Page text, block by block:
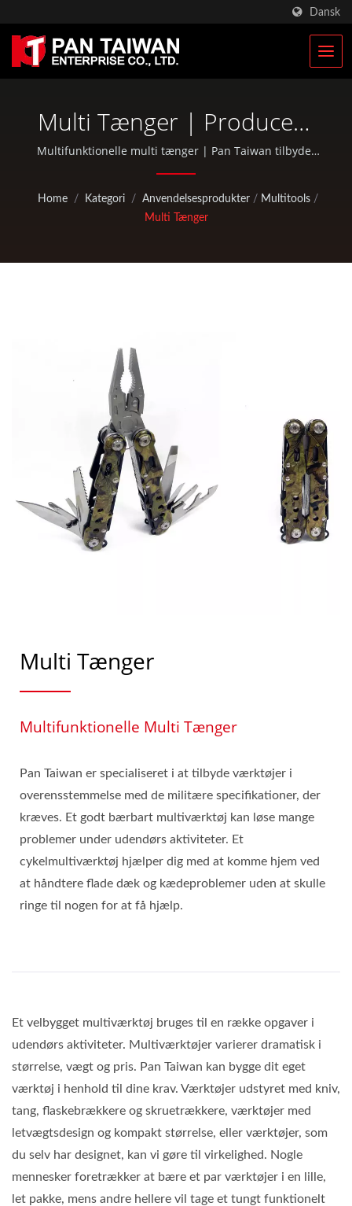
Dansk
Multi Tænger | Producent
Af Specialfremstillede
Klatre- Og Jagtudstyr | Pan
Taiwan
Multifunktionelle multi tænger | Pan Taiwan tilbyder
OEM / ODM-tjenester såsom plastindsprøjtning,
standarddele til cykler og udendørs aktiviteter.
Home / Kategori / Anvendelsesprodukter / Multitools /
Multi Tænger
Multi Tænger
Multifunktionelle Multi Tænger
Pan Taiwan er specialiseret i at tilbyde værktøjer i
overensstemmelse med de militære specifikationer, der
kræves. Et godt bærbart multiværktøj kan løse mange
problemer under udendørs aktiviteter. Et
cykelmultiværktøj hjælper dig med at komme hjem ved
at håndtere flade dæk og kædeproblemer uden at skulle
ringe til nogen for at få hjælp.
Et velbygget multiværktøj bruges til en række opgaver i
udendørs aktiviteter. Multiværktøjer varierer dramatisk i
størrelse, vægt og pris. Pan Taiwan kan bygge dit eget
værktøj i henhold til dine krav. Værktøjer udstyret med kniv,
tang, flaskebrækkere og skruetrækkere, værktøjer med
letvægtsdesign og kompakt størrelse, eller værktøjer, som
du selv har designet, kan vi gøre til virkelighed. Nogle
mennesker foretrækker at bære et par værktøjer i en lille,
let pakke, mens andre hellere vil tage et tungt funktionelt